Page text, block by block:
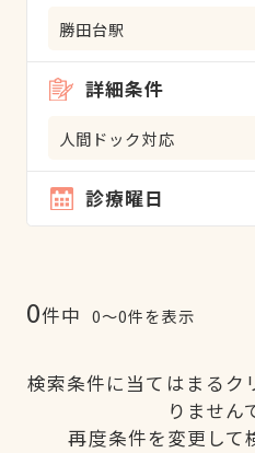
勝田台駅
詳細条件
人間ドック対応
診療曜日
0件中 0〜0件を表示
検索条件に当てはまるク
りません
再度条件を変更して